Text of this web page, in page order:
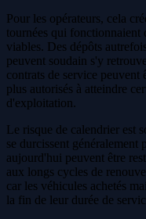
Pour les opérateurs, cela
tournées qui fonctionnaient
viables. Des dépôts
peuvent soudain s'y
contrats de service peuvent
plus autorisés à atteindre
d'exploitation.
Le risque de calendrier est
se durcissent généralement
aujourd'hui peuvent être
aux longs cycles de
car les véhicules achetés
la fin de leur durée de